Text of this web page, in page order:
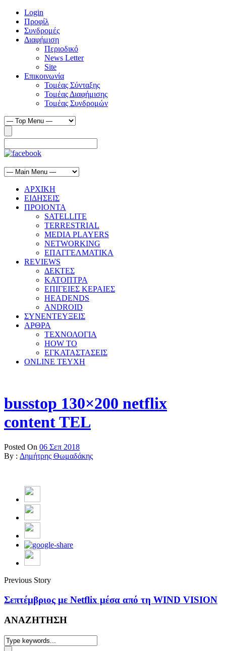
Login
Προφίλ
Συνδρομές
Διαφήμιση
Περιοδικό
News Letter
Site
Επικοινωνία
Τομέας Σύνταξης
Τομέας Διαφήμισης
Τομέας Συνδρομών
ΑΡΧΙΚΗ
ΕΙΔΗΣΕΙΣ
ΠΡΟΙΟΝΤΑ
SATELLITE
TERRESTRIAL
MEDIA PLAYERS
NETWORKING
ΕΠΑΓΓΕΛΜΑΤΙΚΑ
REVIEWS
ΔΕΚΤΕΣ
ΚΑΤΟΠΤΡΑ
ΕΠΙΓΕΙΕΣ ΚΕΡΑΙΕΣ
HEADENDS
ANDROID
ΣΥΝΕΝΤΕΥΞΕΙΣ
ΑΡΘΡΑ
ΤΕΧΝΟΛΟΓΙΑ
HOW TO
ΕΓΚΑΤΑΣΤΑΣΕΙΣ
ONLINE TEYXH
busstop 130×200 netflix
content TEL
Posted On 06 Σεπ 2018
By : Δημήτρης Θωμαδάκης
Previous Story
Σεπτέμβριος με Netflix μέσα από τη WIND VISION
ΑΝΑΖΗΤΗΣΗ